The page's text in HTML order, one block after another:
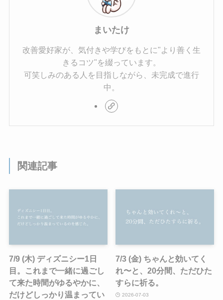
まいたけ
改善愛好家が、気付きや学びをもとに"より善く生
きるコツ"を綴っています。
可笑しみのある人を目指しながら、未完成で進行
中。
関連記事
7/9 (木) ディズニシー1日
目。これまで一緒に過ごし
て来た時間がゆるやかに、
だけどしっかり温まってい
7/3 (金) ちゃんと効いてく
れ〜と、20分間、ただひた
すらに祈る。
2026-07-03